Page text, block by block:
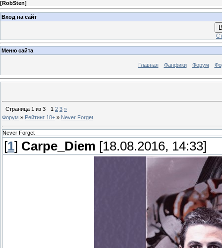
[RobSten]
Вход на сайт
Меню сайта
Главная Фанфики Форум
Страница 1 из 3 1 2 3 »
Форум » Рейтинг 18+ » Never Forget
Never Forget
[1] Carpe_Diem [18.08.2016, 14:33]